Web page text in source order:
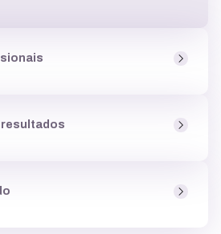
com milhares de
resultados
e ainda tem